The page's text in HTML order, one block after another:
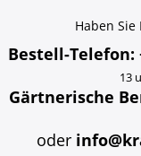
Haben
Bestell-Telefon:
13
Gärtnerische
oder